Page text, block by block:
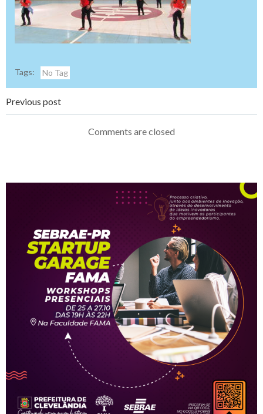
Tags: No Tag
Navegação
Previous post
Comments are closed